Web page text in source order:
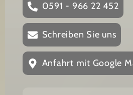
0591 - 966 22 452
Schreiben Sie uns
Anfahrt mit Google